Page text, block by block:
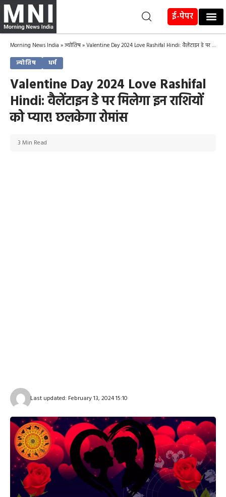
ई-पेपर
Morning News India »ज्योतिष»Valentine Day 2024 Love Rashifal Hindi: वैलेंटाइन डे पर मिलेगा इन राशियों को प्यार! छलकेगा रोमांस
ज्योतिष धर्म
Valentine Day 2024 Love Rashifal
Hindi: वैलेंटाइन डे पर मिलेगा इन राशियों
को प्यार! छलकेगा रोमांस
Last updated: February 13, 2024 15:10
3 Min Read